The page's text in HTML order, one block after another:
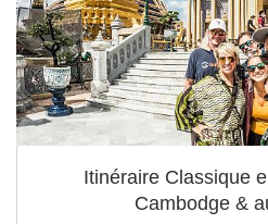
Itinéraire Classique
Cambodge &